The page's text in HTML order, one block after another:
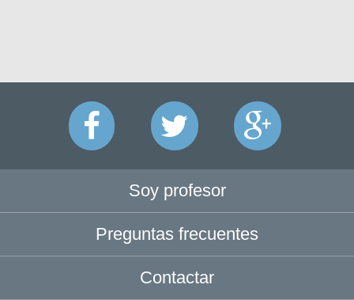
Soy profesor
Preguntas frecuentes
Contactar